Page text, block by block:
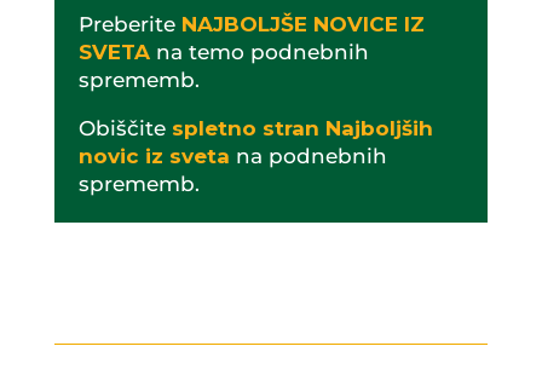
Preberite NAJBOLJŠE NOVICE IZ
SVETAna temo podnebnih
sprememb.
Obiščite spletno stran Najboljših
novic iz sveta na podnebnih
sprememb.